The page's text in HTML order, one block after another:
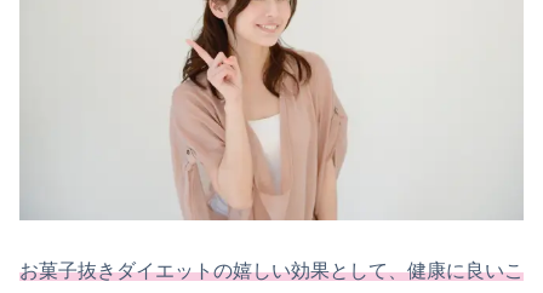
お菓子抜きダイエットの嬉しい効果として、健康に良いこ